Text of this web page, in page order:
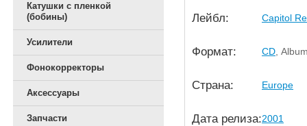
Катушки с пленкой
(бобины)
Усилители
Фонокорректоры
Аксессуары
Запчасти
Лейбл: Capitol
Формат: CD ,
Страна: Europe
Дата релиза:2001